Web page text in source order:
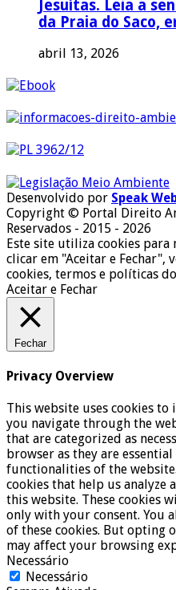
Jesuítas. Leia a
da Praia do Saco,
abril 13, 2026
Desenvolvido por Speak
Copyright © Portal Direito
Reservados - 2015 - 2026
Este site utiliza cookies para
clicar em "Aceitar e Fechar",
cookies, termos e políticas
Aceitar e Fechar
Fechar
Privacy Overview
This website uses cookies
you navigate through the
that are categorized as
browser as they are
functionalities of the
cookies that help us analyze
this website. These cookies
only with your consent. You
of these cookies. But opting
may affect your browsing
Necessário
Necessário